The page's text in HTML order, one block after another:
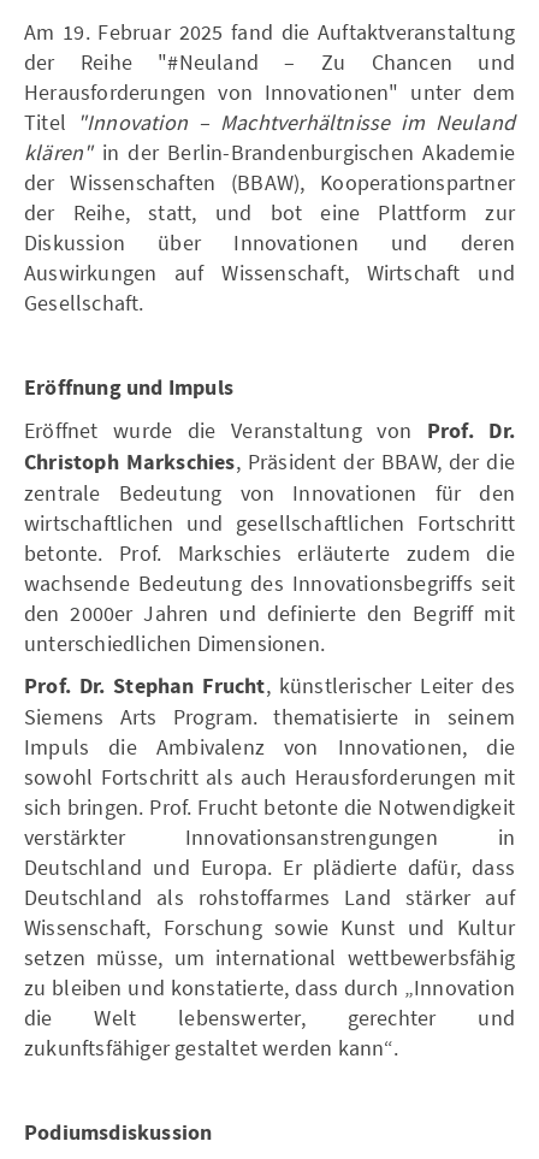
Am 19. Februar 2025 fand die Auftaktveranstaltung
der Reihe "#Neuland – Zu Chancen und
Herausforderungen von Innovationen" unter dem
Titel "Innovation – Machtverhältnisse im Neuland
klären"in der Berlin-Brandenburgischen Akademie
der Wissenschaften (BBAW), Kooperationspartner
der Reihe, statt, und bot eine Plattform zur
Diskussion über Innovationen und deren
Auswirkungen auf Wissenschaft, Wirtschaft und
Gesellschaft.
Eröffnung und Impuls
Eröffnet wurde die Veranstaltung von Prof. Dr.
Christoph Markschies, Präsident der BBAW, der die
zentrale Bedeutung von Innovationen für den
wirtschaftlichen und gesellschaftlichen Fortschritt
betonte. Prof. Markschies erläuterte zudem die
wachsende Bedeutung des Innovationsbegriffs seit
den 2000er Jahren und definierte den Begriff mit
unterschiedlichen Dimensionen.
Prof. Dr. Stephan Frucht, künstlerischer Leiter des
Siemens Arts Program. thematisierte in seinem
Impuls die Ambivalenz von Innovationen, die
sowohl Fortschritt als auch Herausforderungen mit
sich bringen. Prof. Frucht betonte die Notwendigkeit
verstärkter Innovationsanstrengungen in
Deutschland und Europa. Er plädierte dafür, dass
Deutschland als rohstoffarmes Land stärker auf
Wissenschaft, Forschung sowie Kunst und Kultur
setzen müsse, um international wettbewerbsfähig
zu bleiben und konstatierte, dass durch „Innovation
die Welt lebenswerter, gerechter und
zukunftsfähiger gestaltet werden kann“.
Podiumsdiskussion